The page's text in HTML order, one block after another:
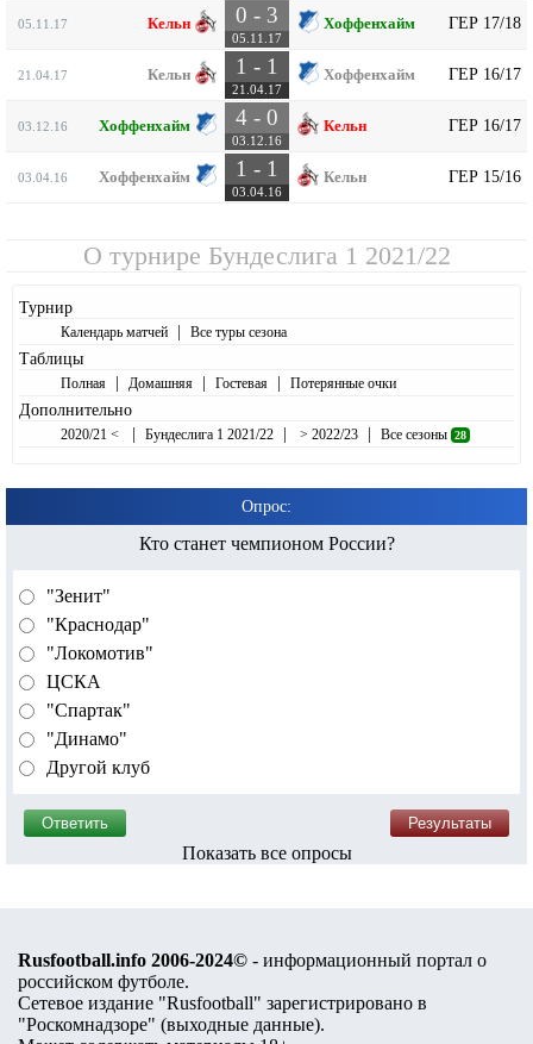
05.11.17 Кельн 0 - 3
05.11.17
Хоффенхайм ГЕР 17/18
21.04.17 Кельн 1 - 1
21.04.17
Хоффенхайм ГЕР 16/17
03.12.16 Хоффенхайм 4 - 0
03.12.16
Кельн ГЕР 16/17
03.04.16 Хоффенхайм 1 - 1
03.04.16
Кельн ГЕР 15/16
О турнире Бундеслига 1 2021/22
Турнир
Календарь матчей | Все туры сезона
Таблицы
Полная | Домашняя | Гостевая | Потерянные очки
Дополнительно
2020/21 < | Бундеслига 1 2021/22 | > 2022/23 | Все сезоны 28
Опрос:
Кто станет чемпионом России?
"Зенит"
"Краснодар"
"Локомотив"
ЦСКА
"Спартак"
"Динамо"
Другой клуб
Показать все опросы
Rusfootball.info 2006-2024© - информационный портал о
российском футболе.
Сетевое издание "Rusfootball" зарегистрировано в
"Роскомнадзоре" (выходные данные).